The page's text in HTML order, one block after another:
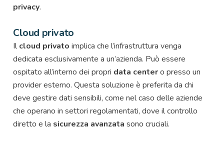
privacy.
Cloud privato
Ilcloud privato implica che l’infrastruttura venga
dedicata esclusivamente a un’azienda. Può essere
ospitato all’interno dei propri data centero presso un
provider esterno. Questa soluzione è preferita da chi
deve gestire dati sensibili, come nel caso delle aziende
che operano in settori regolamentati, dove il controllo
diretto e la sicurezza avanzata sono cruciali.